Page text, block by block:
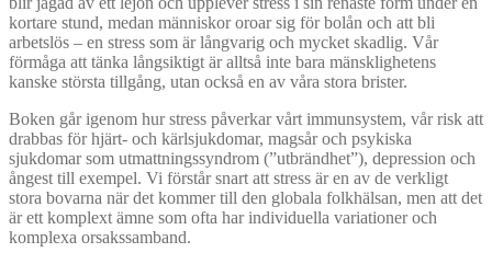
kortare stund, medan människor oroar sig för bolån och att bli
arbetslös – en stress som är långvarig och mycket skadlig. Vår
förmåga att tänka långsiktigt är alltså inte bara mänsklighetens
kanske största tillgång, utan också en av våra stora brister.
Boken går igenom hur stress påverkar vårt immunsystem, vår risk att
drabbas för hjärt- och kärlsjukdomar, magsår och psykiska
sjukdomar som utmattningssyndrom (”utbrändhet”), depression och
ångest till exempel. Vi förstår snart att stress är en av de verkligt
stora bovarna när det kommer till den globala folkhälsan, men att det
är ett komplext ämne som ofta har individuella variationer och
komplexa orsakssamband.